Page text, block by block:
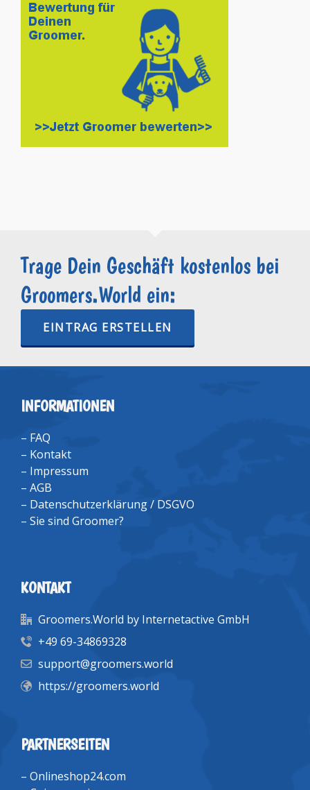
Trage Dein Geschäft kostenlos bei
Groomers.World ein:
EINTRAG ERSTELLEN
INFORMATIONEN
– FAQ
– Kontakt
– Impressum
– AGB
– Datenschutzerklärung / DSGVO
– Sie sind Groomer?
KONTAKT
Groomers.World by Internetactive GmbH
+49 69-34869328
support@groomers.world
https://groomers.world
PARTNERSEITEN
– Onlineshop24.com